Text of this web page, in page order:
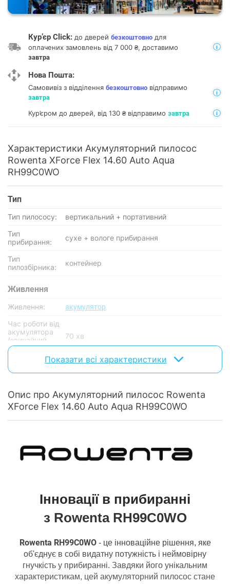
Кур’єр Click: до дверей безкоштовно для
оплачених замовлень від 7 000 ₴, доставимо
завтра
Нова Пошта:
Самовивіз з відділення безкоштовно відправимо
завтра
Кур’єром до дверей, від 130 ₴ відправимо завтра
Характеристики Акумуляторний пилосос
Rowenta XForce Flex 14.60 Auto Aqua
RH99C0WO
Тип
Тип пилососу:
вертикальний + портативний
Тип
прибирання:
сухе + вологе прибирання
Тип
пилозбірника:
контейнер
Живлення
Живлення: акумулятор
Час роботи від
акумулятора
(звичайний
режим):
70 хв
Час повного
заряджання
3 год
Потужність
Потужність
Регулятор
потужності:
на корпусі
Споживана
потужність:
Випускний
HEPA
Рівень шуму: 84 дБ
Показати всі характеристики
Опис про Акумуляторний пилосос Rowenta
XForce Flex 14.60 Auto Aqua RH99C0WO
Інновації в прибиранні
з Rowenta RH99C0WO
Rowenta RH99C0WO- це інноваційне рішення, яке
об'єднує в собі видатну потужність і неймовірну
гнучкість у прибиранні. Завдяки його унікальним
характеристикам, цей акумуляторний пилосос стане